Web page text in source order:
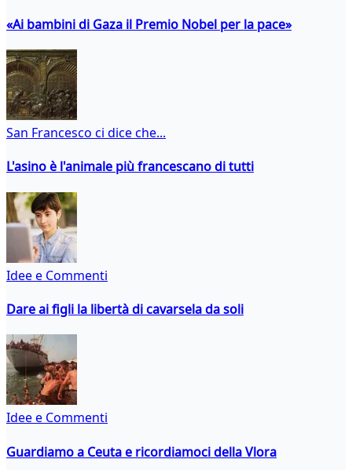
«Ai bambini di Gaza il Premio Nobel per la pace»
San Francesco ci dice che...
L'asino è l'animale più francescano di tutti
Idee e Commenti
Dare ai figli la libertà di cavarsela da soli
Idee e Commenti
Guardiamo a Ceuta e ricordiamoci della Vlora